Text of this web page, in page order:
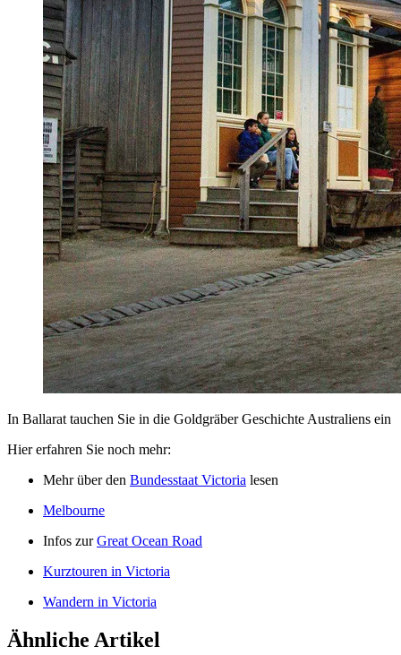
In Ballarat tauchen Sie in die Goldgräber Geschichte Australiens ein
Hier erfahren Sie noch mehr:
Mehr über den Bundesstaat Victoria lesen
Melbourne
Infos zurGreat Ocean Road
Kurztouren in Victoria
Wandern in Victoria
Ähnliche Artikel